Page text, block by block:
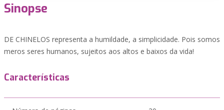
Sinopse
DE CHINELOS representa a humildade, a simplicidade. Pois somos
meros seres humanos, sujeitos aos altos e baixos da vida!
Características